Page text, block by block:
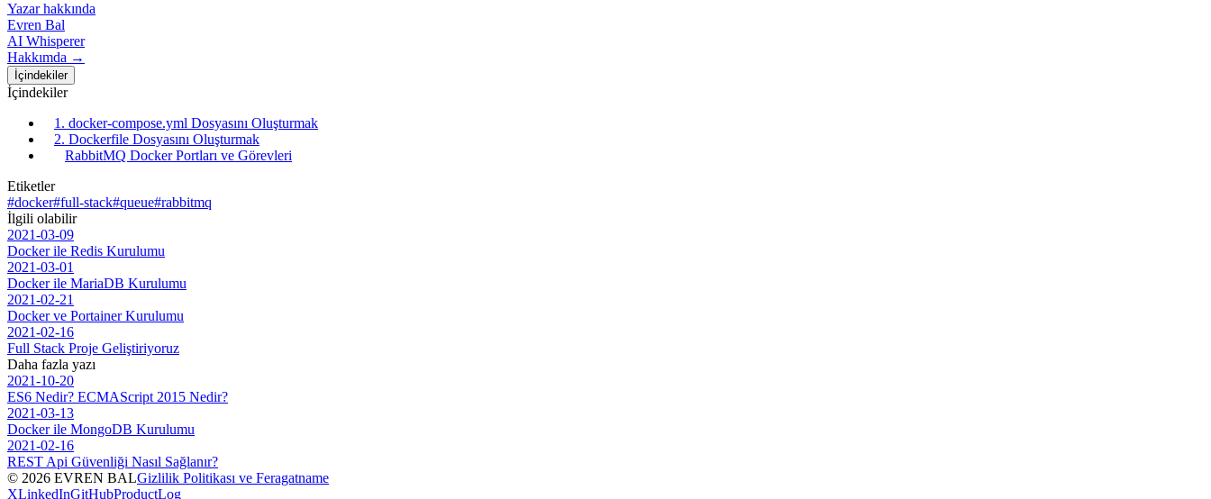
Yazar hakkında
Evren Bal
AI Whisperer
Hakkımda →
İçindekiler
İçindekiler
1. docker-compose.yml Dosyasını Oluşturmak
2. Dockerfile Dosyasını Oluşturmak
RabbitMQ Docker Portları ve Görevleri
Etiketler
#docker#full-stack#queue#rabbitmq
İlgili olabilir
2021-03-09
Docker ile Redis Kurulumu
2021-03-01
Docker ile MariaDB Kurulumu
2021-02-21
Docker ve Portainer Kurulumu
2021-02-16
Full Stack Proje Geliştiriyoruz
Daha fazla yazı
2021-10-20
ES6 Nedir? ECMAScript 2015 Nedir?
2021-03-13
Docker ile MongoDB Kurulumu
2021-02-16
REST Api Güvenliği Nasıl Sağlanır?
© 2026 EVREN BALGizlilik Politikası ve Feragatname
XLinkedInGitHubProductLog